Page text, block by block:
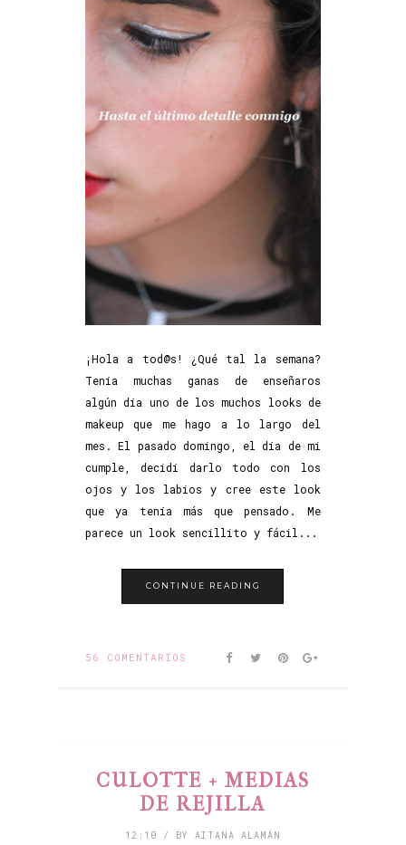
¡Hola a tod@s! ¿Qué tal la semana?
Tenía muchas ganas de enseñaros
algún día uno de los muchos looks de
makeup que me hago a lo largo del
mes. El pasado domingo, el día de mi
cumple, decidí darlo todo con los
ojos y los labios y cree este look
que ya tenía más que pensado. Me
parece un look sencillito y fácil...
CONTINUE READING
56 COMENTARIOS
CULOTTE + MEDIAS
DE REJILLA
12:10 / BY AITANA ALAMÁN